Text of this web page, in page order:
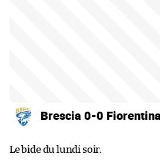
Brescia 0-0
Le bide du lundi soir.